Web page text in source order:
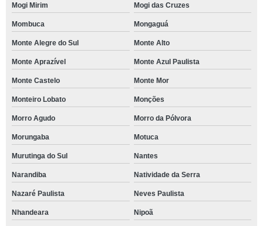
Mogi Mirim Mogi das Cruzes
Mombuca Mongaguá
Monte Alegre do Sul Monte Alto
Monte Aprazível Monte Azul Paulista
Monte Castelo Monte Mor
Monteiro Lobato Monções
Morro Agudo Morro da Pólvora
Morungaba Motuca
Murutinga do Sul Nantes
Narandiba Natividade da Serra
Nazaré Paulista Neves Paulista
Nhandeara Nipoã